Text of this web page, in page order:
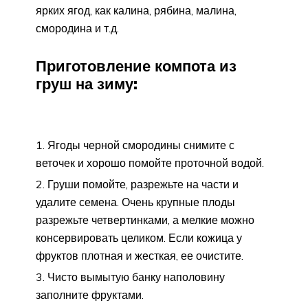
ярких ягод, как калина, рябина, малина,
смородина и т.д.
Приготовление компота из
груш на зиму:
Ягоды черной смородины снимите с
веточек и хорошо помойте проточной водой.
Груши помойте, разрежьте на части и
удалите семена. Очень крупные плоды
разрежьте четвертинками, а мелкие можно
консервировать целиком. Если кожица у
фруктов плотная и жесткая, ее очистите.
Чисто вымытую банку наполовину
заполните фруктами.